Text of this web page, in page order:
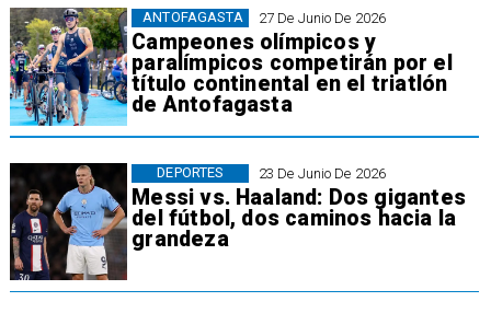
27 De Junio De 2026
Campeones olímpicos y
paralímpicos competirán por el
título continental en el triatlón
de Antofagasta
ANTOFAGASTA
23 De Junio De 2026
Messi vs. Haaland: Dos gigantes
del fútbol, dos caminos hacia la
grandeza
DEPORTES